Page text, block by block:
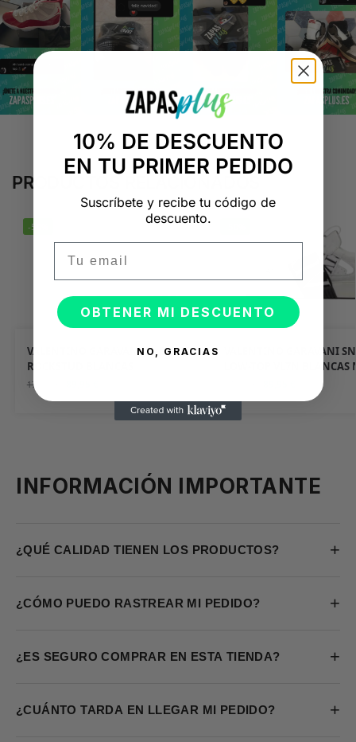
PRODUCTOS RELACIONADOS
-50%
VALENTINO GARAVANI SNEAKER
ROCKSTUD BLANCAS
179,90
VALENTINO GARAVANI
LOW-TOP VL7N BLANCAS
INFORMACIÓN IMPORTANTE
¿QUÉ CALIDAD TIENEN LOS PRODUCTOS? +
¿CÓMO PUEDO RASTREAR MI PEDIDO? +
¿ES SEGURO COMPRAR EN ESTA TIENDA? +
¿CUÁNTO TARDA EN LLEGAR MI PEDIDO? +
10% DE DESCUENTO
EN TU PRIMER PEDIDO
Suscríbete y recibe tu código de
descuento.
OBTENER MI DESCUENTO
NO, GRACIAS